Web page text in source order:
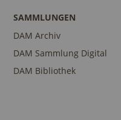
SAMMLUNGEN
DAM Archiv
DAM Sammlung Digital
DAM Bibliothek